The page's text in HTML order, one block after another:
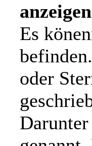
Es
oder